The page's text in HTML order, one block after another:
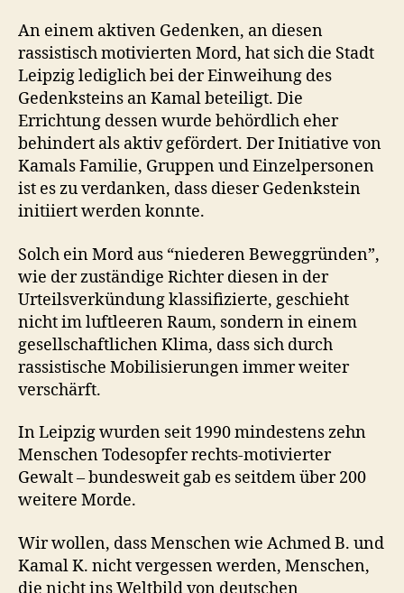
An einem aktiven Gedenken, an diesen
rassistisch motivierten Mord, hat sich die Stadt
Leipzig lediglich bei der Einweihung des
Gedenksteins an Kamal beteiligt. Die
Errichtung dessen wurde behördlich eher
behindert als aktiv gefördert. Der Initiative von
Kamals Familie, Gruppen und Einzelpersonen
ist es zu verdanken, dass dieser Gedenkstein
initiiert werden konnte.
Solch ein Mord aus “niederen Beweggründen”,
wie der zuständige Richter diesen in der
Urteilsverkündung klassifizierte, geschieht
nicht im luftleeren Raum, sondern in einem
gesellschaftlichen Klima, dass sich durch
rassistische Mobilisierungen immer weiter
verschärft.
In Leipzig wurden seit 1990 mindestens zehn
Menschen Todesopfer rechts-motivierter
Gewalt – bundesweit gab es seitdem über 200
weitere Morde.
Wir wollen, dass Menschen wie Achmed B. und
Kamal K. nicht vergessen werden, Menschen,
die nicht ins Weltbild von deutschen